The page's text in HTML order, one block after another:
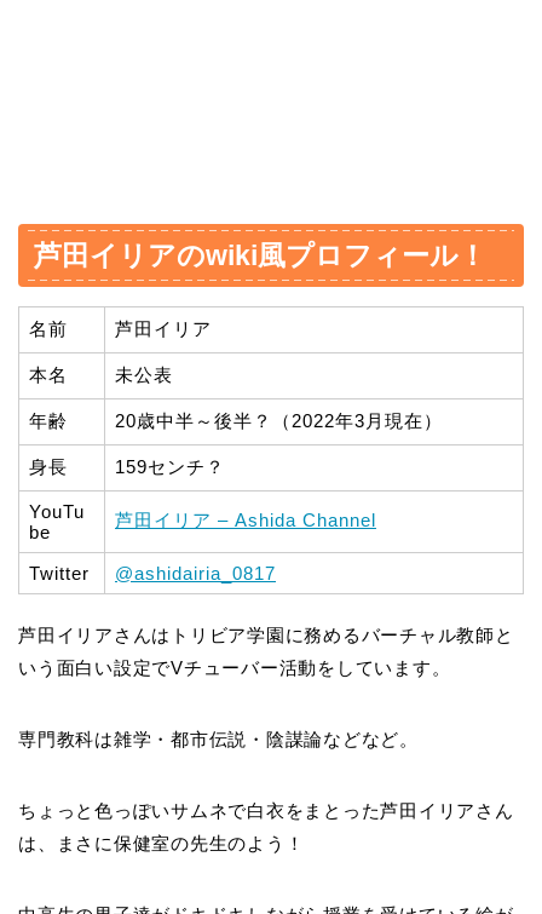
芦田イリアのwiki風プロフィール！
名前 芦田イリア
本名 未公表
年齢 20歳中半～後半？（2022年3月現在）
身長 159センチ？
YouTu
be
芦田イリア – Ashida Channel
Twitter @ashidairia_0817
芦田イリアさんはトリビア学園に務めるバーチャル教師と
いう面白い設定でVチューバー活動をしています。
専門教科は雑学・都市伝説・陰謀論などなど。
ちょっと色っぽいサムネで白衣をまとった芦田イリアさん
は、まさに保健室の先生のよう！